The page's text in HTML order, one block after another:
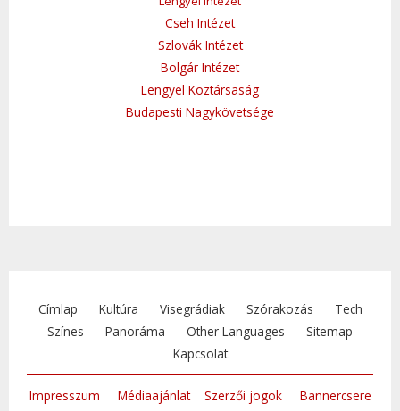
Cseh Intézet
Szlovák Intézet
Bolgár Intézet
Lengyel Köztársaság
Budapesti Nagykövetsége
Címlap Kultúra Visegrádiak Szórakozás
Tech
Színes
Panoráma Other Languages
Sitemap
Kapcsolat
Impresszum Médiaajánlat Szerzői jogok Bannercsere